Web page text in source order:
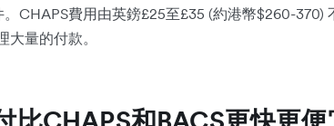
CHAPS費用由英鎊£25至£35 (約港幣$260-370)
量的付款。